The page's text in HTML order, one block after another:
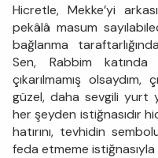
Hicretle, Mekke’yi
pekâlâ masum
bağlanma
Sen, Rabbim katında
çıkarılmamış
güzel, daha sevgili yurt
her şeyden istiğnasıdır
hatırını, tevhidin
feda etmeme istiğnasıyla